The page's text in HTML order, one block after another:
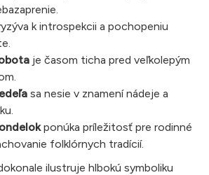
k introspekcii a pochopeniu
je časom ticha pred veľkolepým
sa nesie v znamení nádeje a
ponúka príležitosť pre rodinné
folklórnych tradícií.
ilustruje hlbokú symboliku